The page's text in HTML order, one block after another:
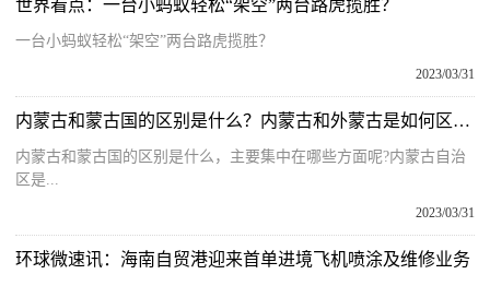
世界看点：一台小蚂蚁轻松“架空”两台路虎揽胜？
一台小蚂蚁轻松“架空”两台路虎揽胜？
2023/03/31
内蒙古和蒙古国的区别是什么？内蒙古和外蒙古是如何区分的？
内蒙古和蒙古国的区别是什么，主要集中在哪些方面呢?内蒙古自治
区是...
2023/03/31
环球微速讯：海南自贸港迎来首单进境飞机喷涂及维修业务